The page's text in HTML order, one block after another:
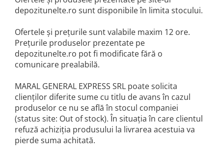
Tocatoare de furaje
depozitunelte.ro sunt disponibile în limita stocului.
Ofertele şi preţurile sunt valabile maxim 12 ore.
Preţurile produselor prezentate pe
depozitunelte.ro pot fi modificate fără o
comunicare prealabilă.
MARAL GENERAL EXPRESS SRL poate solicita
clienţilor diferite sume cu titlu de avans în cazul
produselor ce nu se află în stocul companiei
(status site: Out of stock). În situaţia în care clientul
refuză achiziţia produsului la livrarea acestuia va
pierde suma achitată.